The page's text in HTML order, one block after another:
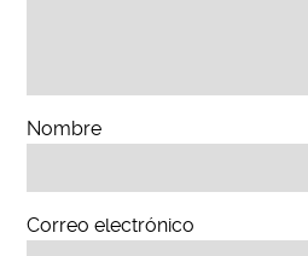
Nombre
Correo electrónico